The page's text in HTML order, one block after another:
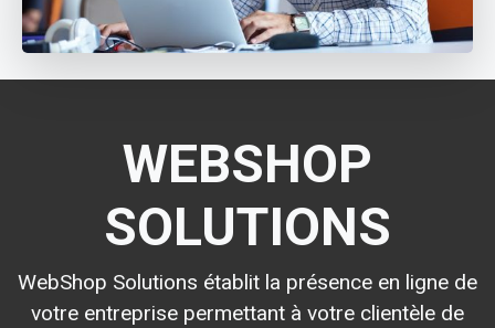
WEBSHOP
SOLUTIONS
WebShop Solutions établit la présence en ligne de
votre entreprise permettant à votre clientèle de